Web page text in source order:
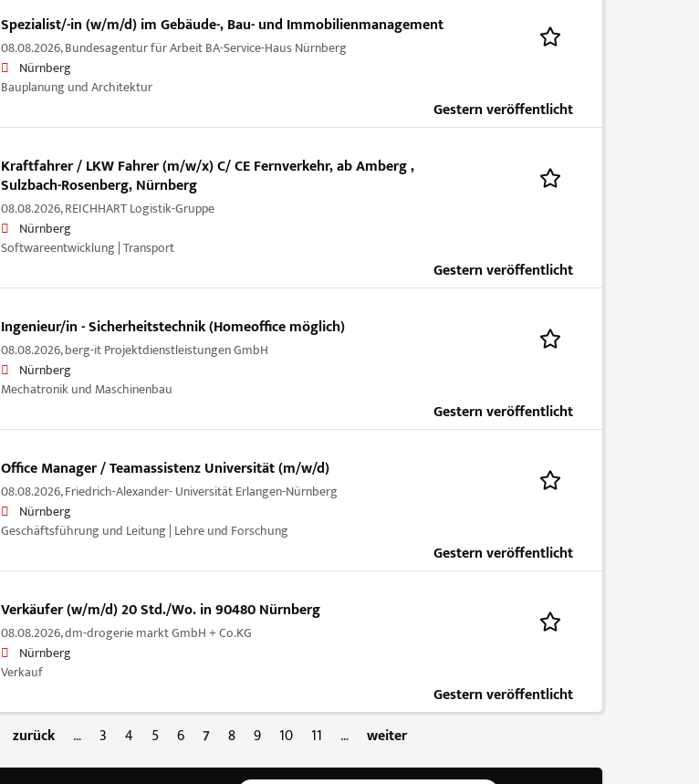
Spezialist/-in (w/m/d) im Gebäude-, Bau- und Immobilienmanagement
08.08.2026,Bundesagentur für Arbeit BA-Service-Haus Nürnberg
Nürnberg
Bauplanung und Architektur
Gestern veröffentlicht
Kraftfahrer / LKW Fahrer (m/w/x) C/ CE Fernverkehr, ab Amberg ,
Sulzbach-Rosenberg, Nürnberg
08.08.2026,REICHHART Logistik-Gruppe
Nürnberg
Softwareentwicklung | Transport
Gestern veröffentlicht
Ingenieur/in - Sicherheitstechnik (Homeoffice möglich)
08.08.2026,berg-it Projektdienstleistungen GmbH
Nürnberg
Mechatronik und Maschinenbau
Gestern veröffentlicht
Office Manager / Teamassistenz Universität (m/w/d)
08.08.2026,Friedrich-Alexander- Universität Erlangen-Nürnberg
Nürnberg
Geschäftsführung und Leitung | Lehre und Forschung
Gestern veröffentlicht
Verkäufer (w/m/d) 20 Std./Wo. in 90480 Nürnberg
08.08.2026,dm-drogerie markt GmbH + Co.KG
Nürnberg
Verkauf
Gestern veröffentlicht
zurück
… 3 4 5 6 7 8 9 10 11 … weiter